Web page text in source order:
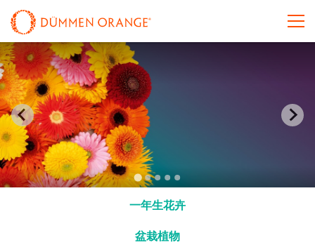
一年生花卉
盆栽植物